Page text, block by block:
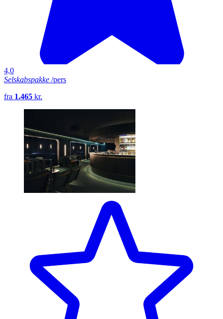
4,0
Selskabspakke /pers
fra 1.465 kr.